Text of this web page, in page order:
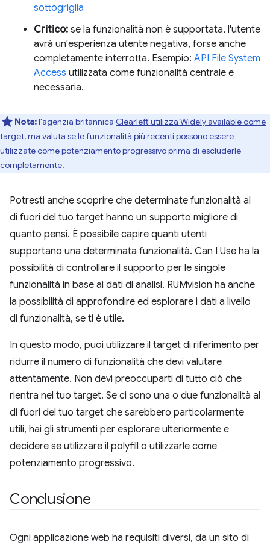
sottogriglia
Critico: se la funzionalità non è supportata, l'utente
avrà un'esperienza utente negativa, forse anche
completamente interrotta. Esempio: API File System
Access utilizzata come funzionalità centrale e
necessaria.
Nota:l'agenzia britannica Clearleft utilizza Widely available come
target, ma valuta se le funzionalità più recenti possono essere
utilizzate come potenziamento progressivo prima di escluderle
completamente.
Potresti anche scoprire che determinate funzionalità al
di fuori del tuo target hanno un supporto migliore di
quanto pensi. È possibile capire quanti utenti
supportano una determinata funzionalità. Can I Use ha la
possibilità di controllare il supporto per le singole
funzionalità in base ai dati di analisi. RUMvision ha anche
la possibilità di approfondire ed esplorare i dati a livello
di funzionalità, se ti è utile.
In questo modo, puoi utilizzare il target di riferimento per
ridurre il numero di funzionalità che devi valutare
attentamente. Non devi preoccuparti di tutto ciò che
rientra nel tuo target. Se ci sono una o due funzionalità al
di fuori del tuo target che sarebbero particolarmente
utili, hai gli strumenti per esplorare ulteriormente e
decidere se utilizzare il polyfill o utilizzarle come
potenziamento progressivo.
Conclusione
Ogni applicazione web ha requisiti diversi, da un sito di